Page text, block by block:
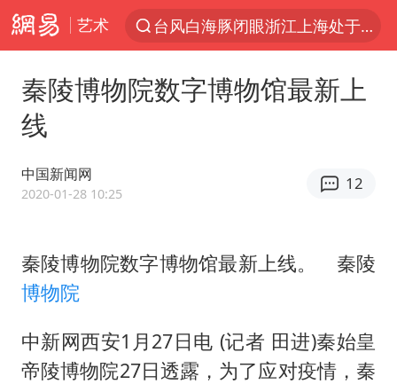
艺术
台风白海豚闭眼浙江上海处于危险半圆
香港宏福苑火灾或由烟头引起
张本智和：零封向鹏不意外
22岁女生独闯南太行失联12天
用AI造出新病毒意味着什么
秦陵博物院数字博物馆最新上
线
中国新闻网
2020-01-28 10:25
12
秦陵博物院数字博物馆最新上线。 秦陵
博物院
中新网西安1月27日电 (记者 田进)秦始皇
帝陵博物院27日透露，为了应对疫情，秦